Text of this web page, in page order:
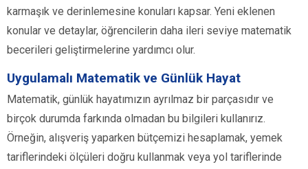
karmaşık ve derinlemesine konuları kapsar. Yeni eklenen
konular ve detaylar, öğrencilerin daha ileri seviye matematik
becerileri geliştirmelerine yardımcı olur.
Uygulamalı Matematik ve Günlük Hayat
Matematik, günlük hayatımızın ayrılmaz bir parçasıdır ve
birçok durumda farkında olmadan bu bilgileri kullanırız.
Örneğin, alışveriş yaparken bütçemizi hesaplamak, yemek
tariflerindeki ölçüleri doğru kullanmak veya yol tariflerinde